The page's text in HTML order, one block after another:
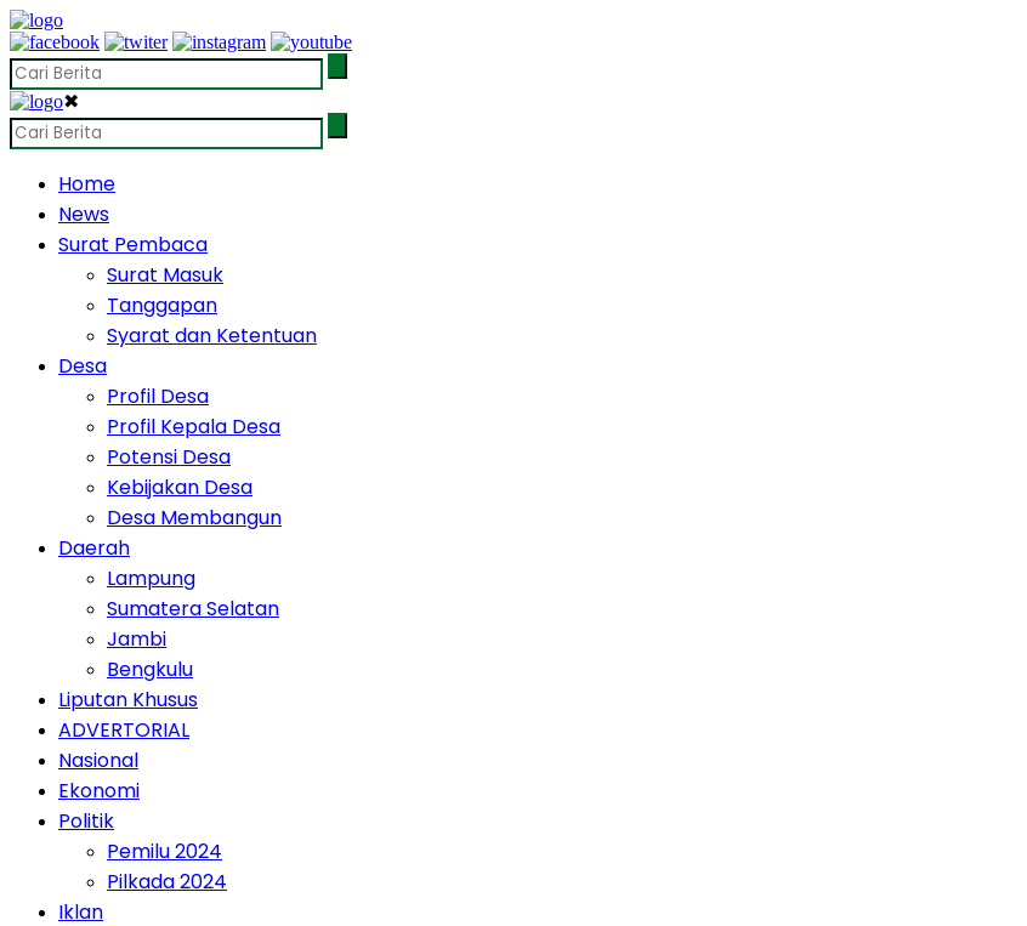
✖
Home
News
Surat Pembaca
Surat Masuk
Tanggapan
Syarat dan Ketentuan
Desa
Profil Desa
Profil Kepala Desa
Potensi Desa
Kebijakan Desa
Desa Membangun
Daerah
Lampung
Sumatera Selatan
Jambi
Bengkulu
Liputan Khusus
ADVERTORIAL
Nasional
Ekonomi
Politik
Pemilu 2024
Pilkada 2024
Iklan